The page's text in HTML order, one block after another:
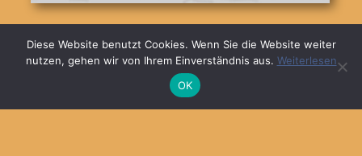
© 2026MARKA DESIGN
Diese Website benutzt Cookies. Wenn Sie die Website weiter
nutzen, gehen wir von Ihrem Einverständnis aus. Weiterlesen
OK